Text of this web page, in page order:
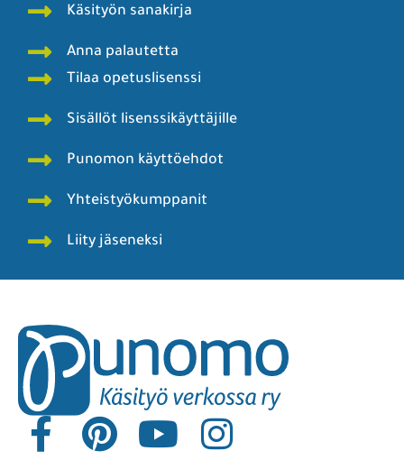
Käsityön sanakirja
Anna palautetta
Tilaa opetuslisenssi
Sisällöt lisenssikäyttäjille
Punomon käyttöehdot
Yhteistyökumppanit
Liity jäseneksi